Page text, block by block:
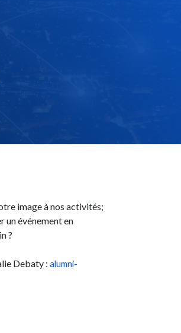
image à nos activités;
un événement en
?
Debaty : alumni-